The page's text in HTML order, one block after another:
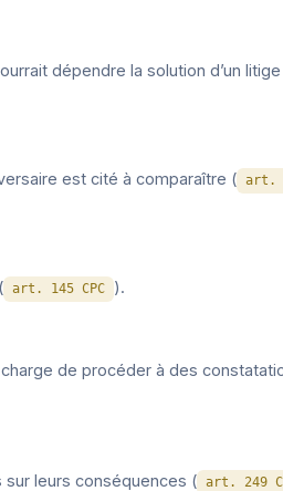
dépendre la solution d’un
est cité à comparaître ( art.
art. 145 CPC ).
de procéder à des
leurs conséquences ( art. 249